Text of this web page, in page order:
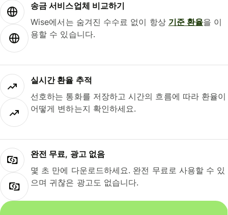
송금 서비스업체 비교하기
Wise에서는 숨겨진 수수료 없이 항상 기준 환율을 이
용할 수 있습니다.
실시간 환율 추적
선호하는 통화를 저장하고 시간의 흐름에 따라 환율이
어떻게 변하는지 확인하세요.
완전 무료, 광고 없음
몇 초 만에 다운로드하세요. 완전 무료로 사용할 수 있
으며 귀찮은 광고도 없습니다.